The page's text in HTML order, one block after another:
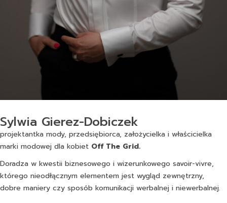
Sylwia Gierez-Dobiczek
projektantka mody, przedsiębiorca, założycielka i właścicielka
marki modowej dla kobiet Off The Grid.
Doradza w kwestii biznesowego i wizerunkowego savoir-vivre,
którego nieodłącznym elementem jest wygląd zewnętrzny,
dobre maniery czy sposób komunikacji werbalnej i niewerbalnej.